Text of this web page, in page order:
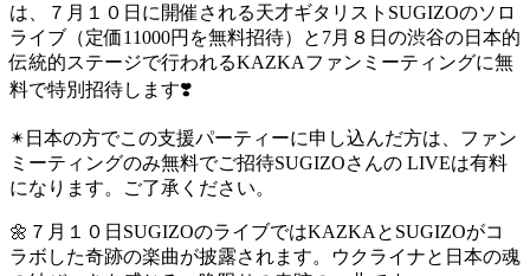
は、７月１０日に開催される天才ギタリストSUGIZOのソロ
ライブ（定価11000円を無料招待）と7月８日の渋谷の日本的
伝統的ステージで行われるKAZKAファンミーティングに無
料で特別招待します❣️
✴︎日本の方でこの支援パーティーに申し込んだ方は、ファン
ミーティングのみ無料でご招待SUGIZOさんの LIVEは有料
になります。ご了承ください。
🌼７月１０日SUGIZOのライブではKAZKAとSUGIZOがコ
ラボした奇跡の楽曲が披露されます。ウクライナと日本の魂